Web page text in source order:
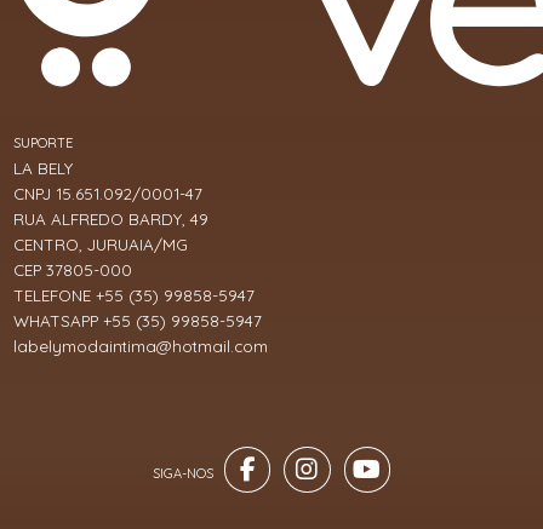
SUPORTE
LA BELY
CNPJ 15.651.092/0001-47
RUA ALFREDO BARDY, 49
CENTRO, JURUAIA/MG
CEP 37805-000
TELEFONE +55 (35) 99858-5947
WHATSAPP +55 (35) 99858-5947
labelymodaintima@hotmail.com